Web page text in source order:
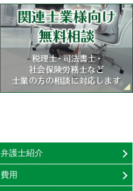
弁護士紹介
費用